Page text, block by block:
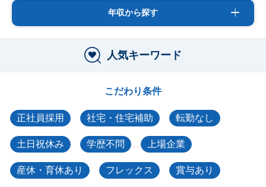
年収から探す
人気キーワード
こだわり条件
正社員採用 社宅・住宅補助 転勤なし
土日祝休み 学歴不問 上場企業
産休・育休あり フレックス 賞与あり